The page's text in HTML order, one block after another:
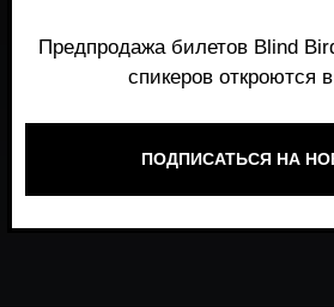
Место, где можно получить честный,
работает и формирует рынок генеративного